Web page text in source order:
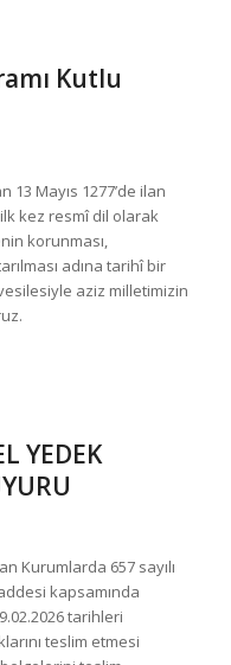
Kutlu
Mayıs 1277’de ilan
kez resmî dil olarak
korunması,
adına tarihî bir
aziz milletimizin
YEDEK
Kurumlarda 657 sayılı
kapsamında
tarihleri
teslim etmesi